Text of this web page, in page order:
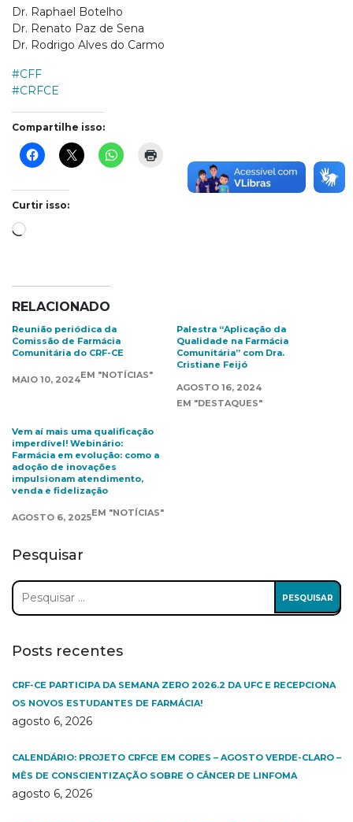
Dr. Raphael Botelho
Dr. Renato Paz de Sena
Dr. Rodrigo Alves do Carmo
#CFF
#CRFCE
Compartilhe isso:
Curtir isso:
Carregando...
RELACIONADO
Reunião periódica da
Comissão de Farmácia
Comunitária do CRF-CE
MAIO 10, 2024EM "NOTÍCIAS"
Palestra “Aplicação da
Qualidade na Farmácia
Comunitária” com Dra.
Cristiane Feijó
AGOSTO 16, 2024
EM "DESTAQUES"
Vem aí mais uma qualificação
imperdível! Webinário:
Farmácia em evolução: como a
adoção de inovações
impulsionam atendimento,
venda e fidelização
AGOSTO 6, 2025EM "NOTÍCIAS"
Pesquisar
Pesquisar
por:
Posts recentes
CRF-CE PARTICIPA DA SEMANA ZERO 2026.2 DA UFC E RECEPCIONA
OS NOVOS ESTUDANTES DE FARMÁCIA!
agosto 6, 2026
CALENDÁRIO: PROJETO CRFCE EM CORES – AGOSTO VERDE-CLARO –
MÊS DE CONSCIENTIZAÇÃO SOBRE O CÂNCER DE LINFOMA
agosto 6, 2026